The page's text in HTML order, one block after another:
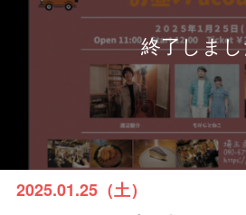
終了しま
2025.01.25（土）